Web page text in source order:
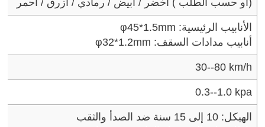
الأنابيب الرئيسية: φ45*1.5mm
أنابيب مدادات السقف: φ32*1.2mm
30--80 km/h
0.3--1.0 kpa
الهيكل: 10 إلى 15 سنة ضد الصدأ والثقب